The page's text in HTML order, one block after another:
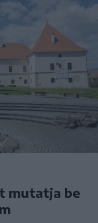
mutatja be